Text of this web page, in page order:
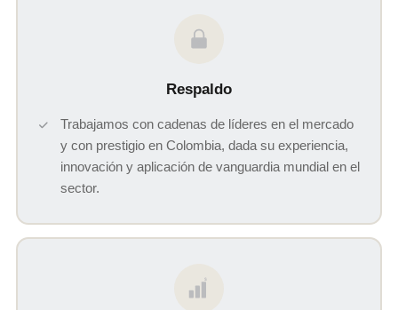
Respaldo
Trabajamos con cadenas de líderes en el mercado
y con prestigio en Colombia, dada su experiencia,
innovación y aplicación de vanguardia mundial en el
sector.
$